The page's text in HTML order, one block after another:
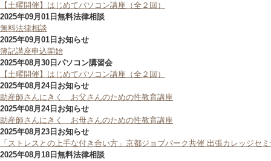
【土曜開催】はじめてパソコン講座（全２回）
2025年09月01日 無料法律相談
無料法律相談
2025年09月01日 お知らせ
簿記講座申込開始
2025年08月30日 パソコン講習会
【土曜開催】はじめてパソコン講座（全２回）
2025年08月24日 お知らせ
助産師さんにきく お父さんのための性教育講座
2025年08月24日 お知らせ
助産師さんにきく お母さんのための性教育講座
2025年08月23日 お知らせ
「ストレスとの上手な付き合い方」京都ジョブパーク共催 出張カレッジセ
2025年08月18日 無料法律相談